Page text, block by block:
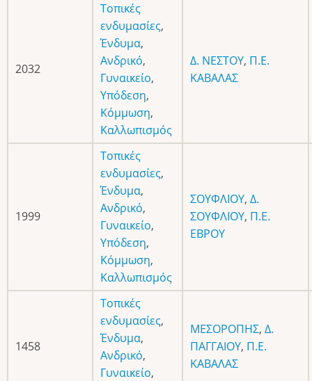
2032
Τοπικές
ενδυμασίες,
Ένδυμα,
Ανδρικό,
Γυναικείο,
Υπόδεση,
Κόμμωση,
Καλλωπισμός
Δ. ΝΕΣΤΟΥ, Π.Ε.
ΚΑΒΑΛΑΣ
1999
Τοπικές
ενδυμασίες,
Ένδυμα,
Ανδρικό,
Γυναικείο,
Υπόδεση,
Κόμμωση,
Καλλωπισμός
ΣΟΥΦΛΙΟΥ, Δ.
ΣΟΥΦΛΙΟΥ, Π.Ε.
ΕΒΡΟΥ
1458
Τοπικές
ενδυμασίες,
Ένδυμα,
Ανδρικό,
Γυναικείο,
ΜΕΣΟΡΟΠΗΣ, Δ.
ΠΑΓΓΑΙΟΥ, Π.Ε.
ΚΑΒΑΛΑΣ